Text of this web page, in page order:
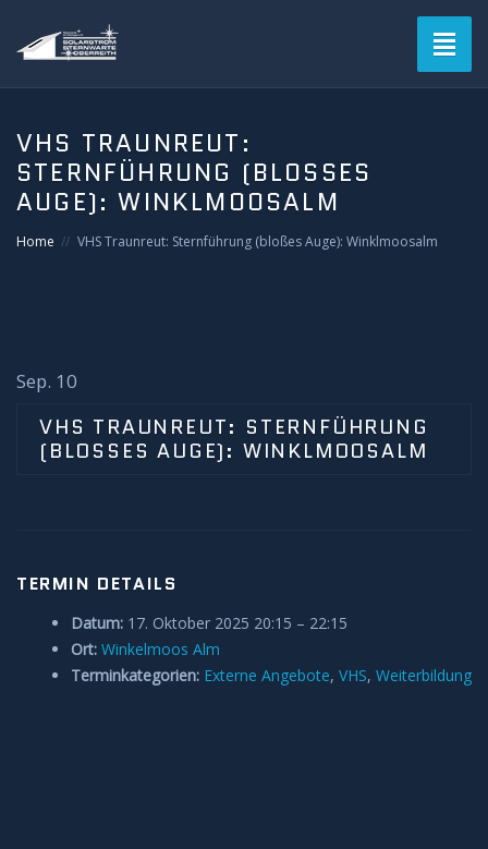
Verein
Login
Belegung Sternwarte
VHS TRAUNREUT:
STERNFÜHRUNG (BLOSSES A
UGE): WINKLMOOSALM
Home VHS Traunreut: Sternführung (bloßes Auge): Winklmoosalm
Sep. 10
VHS TRAUNREUT: STERNFÜHRUNG
(BLOSSES AUGE): WINKLMOOSALM
TERMIN DETAILS
Datum: 17. Oktober 2025 20:15 – 22:15
Ort: Winkelmoos Alm
Terminkategorien: Externe Angebote, VHS, Weiterbildung